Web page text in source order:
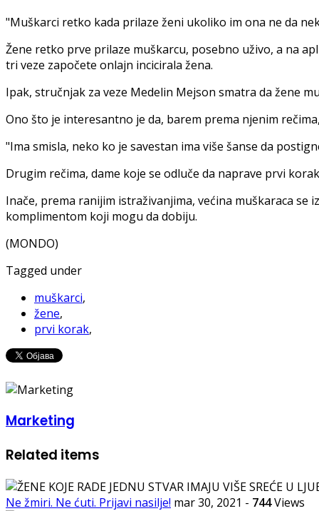
"Muškarci retko kada prilaze ženi ukoliko im ona ne da
Žene retko prve prilaze muškarcu, posebno uživo, a na
tri veze započete onlajn incicirala žena.
Ipak, stručnjak za veze Medelin Mejson smatra da žene
Ono što je interesantno je da, barem prema njenim
"Ima smisla, neko ko je savestan ima više šanse da
Drugim rečima, dame koje se odluče da naprave prvi
Inače, prema ranijim istraživanjima, većina muškaraca
komplimentom koji mogu da dobiju.
(MONDO)
Tagged under
muškarci,
žene,
prvi korak,
Marketing
Related items
Ne žmiri. Ne ćuti. Prijavi nasilje! mar 30, 2021 - 744Views